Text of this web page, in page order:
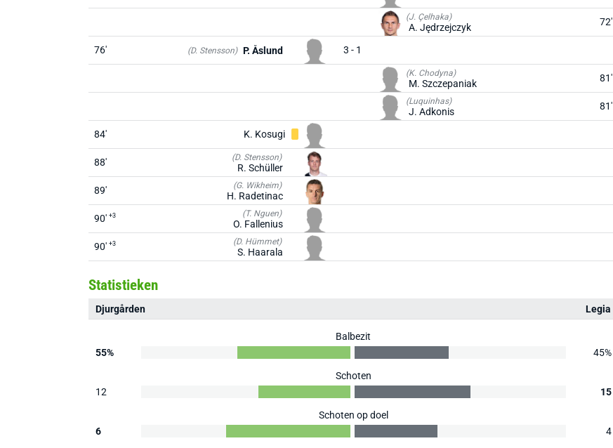
(J. Çelhaka)
A. Jędrzejczyk 72'
76' (D. Stensson) P. Åslund 3 - 1
(K. Chodyna)
M. Szczepaniak 81'
(Luquinhas)
J. Adkonis 81'
84' K. Kosugi
88' (D. Stensson)
R. Schüller
89'
(G. Wikheim)
H. Radetinac
90' +3 (T. Nguen)
O. Fallenius
90' +3 (D. Hümmet)
S. Haarala
Statistieken
Djurgården Legia
Balbezit
55%
45%
Schoten
12
15
Schoten op doel
6
4